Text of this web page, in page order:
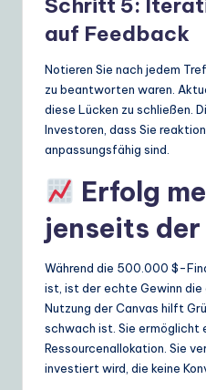
Schritt 5:
auf Feedback
Notieren Sie nach jedem
zu beantworten waren.
diese Lücken zu schließen.
Investoren, dass Sie
anpassungsfähig sind.
Erfolg
jenseits
Während die 500.000 $-
ist, ist der echte Gewinn die
Nutzung der Canvas hilft
schwach ist. Sie ermöglicht
Ressourcenallokation. Sie
investiert wird, die keine